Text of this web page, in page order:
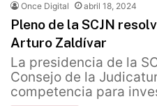
Once Digital abril 18, 2024
Pleno de la SCJN
Arturo Zaldívar
La presidencia de la
Consejo de la
competencia para